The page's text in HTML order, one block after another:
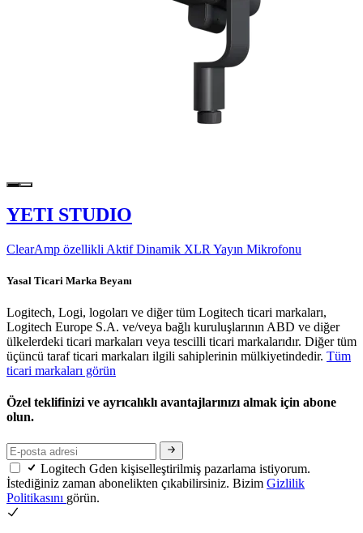
YETI STUDIO
ClearAmp özellikli Aktif Dinamik XLR Yayın Mikrofonu
Yasal Ticari Marka Beyanı
Logitech, Logi, logoları ve diğer tüm Logitech ticari markaları,
Logitech Europe S.A. ve/veya bağlı kuruluşlarının ABD ve diğer
ülkelerdeki ticari markaları veya tescilli ticari markalarıdır. Diğer tüm
üçüncü taraf ticari markaları ilgili sahiplerinin mülkiyetindedir. Tüm
ticari markaları görün
Özel teklifinizi ve ayrıcalıklı avantajlarınızı almak için abone
olun.
Logitech Gden kişiselleştirilmiş pazarlama istiyorum.
İstediğiniz zaman abonelikten çıkabilirsiniz. Bizim Gizlilik
Politikasını görün.